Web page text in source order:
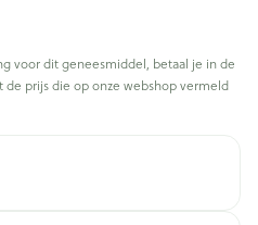
voor dit geneesmiddel, betaal je in de
prijs die op onze webshop vermeld